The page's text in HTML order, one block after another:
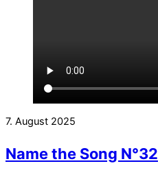
7. August 2025
Name the Song N°32